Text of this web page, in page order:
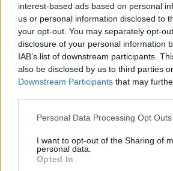
interest-based ads based on personal
us or personal information disclosed to
your opt-out. You may separately opt-
disclosure of your personal information
IAB’s list of downstream participants.
also be disclosed by us to third parties
Downstream Participants that may
Please note that this website/app uses
not limited to your visit or usage
grant or deny consent to Google and its
use your data for below specified
Personal Data Processing Opt Outs
I want to opt-out of the Sharing of
personal data.
Opted In
Condividi l'articolo
F
a
ce
b
o
o
k
T
w
it
te
r
Pi
n
te
re
st
W
h
at
s
A
p
S
h
a
re
Articolo
Prossimo articolo
NOTIZIE RECENTI